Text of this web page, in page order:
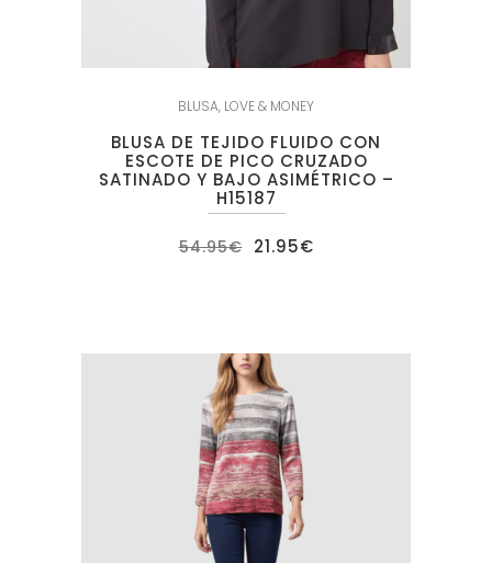
BLUSA, LOVE & MONEY
BLUSA DE TEJIDO FLUIDO CON
ESCOTE DE PICO CRUZADO
SATINADO Y BAJO ASIMÉTRICO –
H15187
54.95€ El
precio
21.95€El